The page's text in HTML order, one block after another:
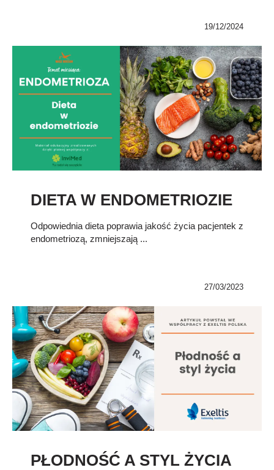
19/12/2024
DIETA W ENDOMETRIOZIE
Odpowiednia dieta poprawia jakość życia pacjentek z
endometriozą, zmniejszają ...
27/03/2023
PŁODNOŚĆ A STYL ŻYCIA